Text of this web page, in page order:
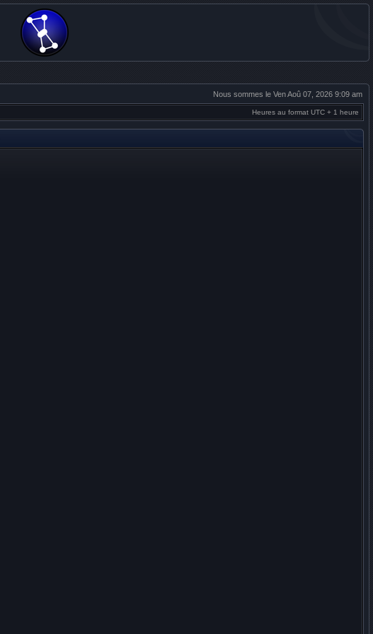
Nous sommes le Ven Aoû 07, 2026 9:09 am
Heures au format UTC + 1 heure